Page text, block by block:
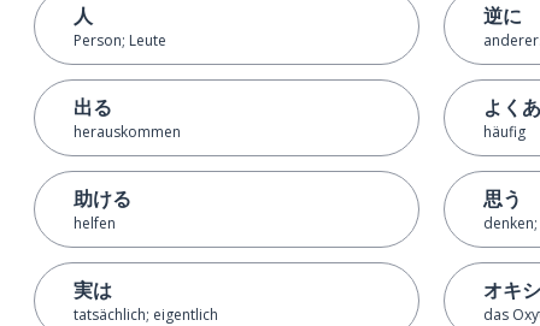
人
Person; Leute
出る
herauskommen
助ける
helfen
実は
tatsächlich; eigentlich
逆に
よく
häufig
思う
オキ
das